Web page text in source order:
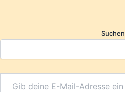
Suchen